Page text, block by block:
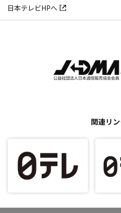
日本テレビHPへ
関連リ